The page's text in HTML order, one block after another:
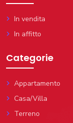
In vendita
In affitto
Categorie
Appartamento
Casa/Villa
Terreno